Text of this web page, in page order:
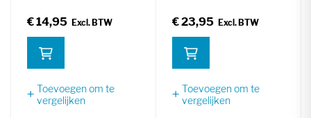
€ 14,95
Toevoegen om te
vergelijken
€ 23,95
Toevoegen om te
vergelijken